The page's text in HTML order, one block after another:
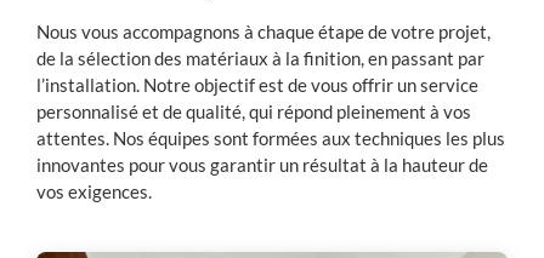
Nous vous accompagnons à chaque étape de votre projet,
de la sélection des matériaux à la finition, en passant par
l’installation. Notre objectif est de vous offrir un service
personnalisé et de qualité, qui répond pleinement à vos
attentes. Nos équipes sont formées aux techniques les plus
innovantes pour vous garantir un résultat à la hauteur de
vos exigences.